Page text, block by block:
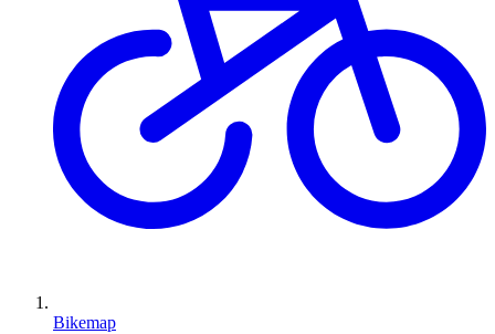
Bikemap